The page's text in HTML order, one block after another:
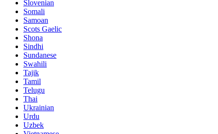
Slovenian
Somali
Samoan
Scots Gaelic
Shona
Sindhi
Sundanese
Swahili
Tajik
Tamil
Telugu
Thai
Ukrainian
Urdu
Uzbek